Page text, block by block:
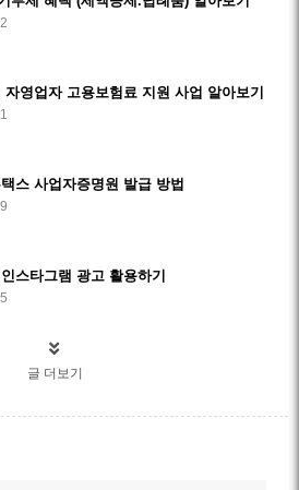
자영업자 고용보험료 지원 사업 알아보기
스 사업자증명원 발급 방법
스타그램 광고 활용하기
글 더보기